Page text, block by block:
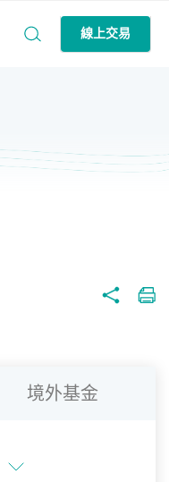
線上交易
境外基金